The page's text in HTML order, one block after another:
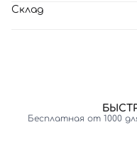
Склад
Бесплатная от 1000